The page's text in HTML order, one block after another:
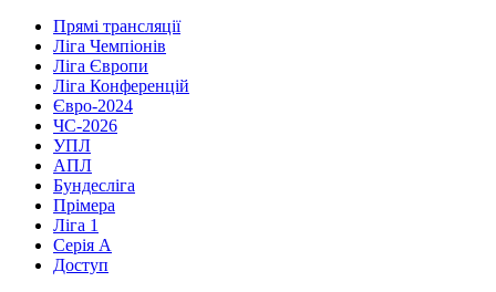
Прямі трансляції
Ліга Чемпіонів
Ліга Європи
Ліга Конференцій
Євро-2024
ЧС-2026
УПЛ
АПЛ
Бундесліга
Прімера
Ліга 1
Серія А
Доступ